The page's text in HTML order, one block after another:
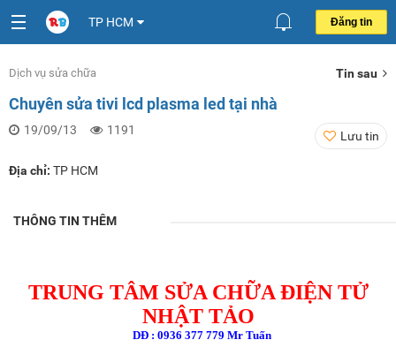
TP HCM Đăng tin
Dịch vụ sửa chữa Tin sau
Chuyên sửa tivi lcd plasma led tại nhà
19/09/13 1191 Lưu tin
Địa chỉ: TP HCM
THÔNG TIN THÊM
TRUNG TÂM SỬA CHỮA ĐIỆN TỬ
NHẬT TẢO
DĐ : 0936 377 779 Mr Tuấn